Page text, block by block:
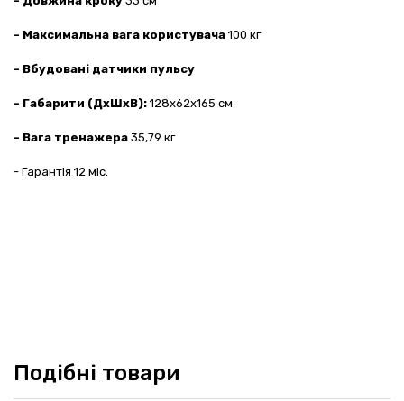
- Максимальна вага користувача 100 кг
- Вбудовані датчики пульсу
- Габарити (ДхШхВ): 128x62x165 см
- Вага тренажера 35,79 кг
- Гарантія 12 міс.
Подібні товари